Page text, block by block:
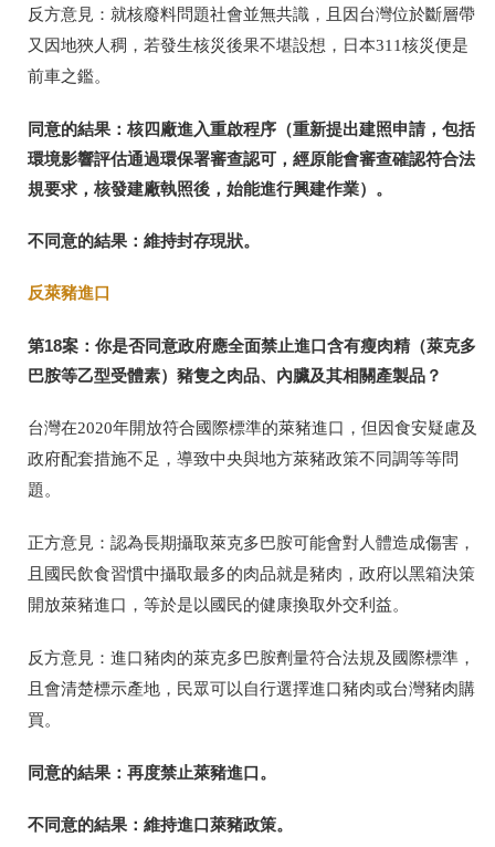
反方意見：就核廢料問題社會並無共識，且因台灣位於斷層帶
又因地狹人稠，若發生核災後果不堪設想，日本311核災便是
前車之鑑。
同意的結果：核四廠進入重啟程序（重新提出建照申請，包括
環境影響評估通過環保署審查認可，經原能會審查確認符合法
規要求，核發建廠執照後，始能進行興建作業）。
不同意的結果：維持封存現狀。
反萊豬進口
第18案：你是否同意政府應全面禁止進口含有瘦肉精（萊克多
巴胺等乙型受體素）豬隻之肉品、內臟及其相關產製品？
台灣在2020年開放符合國際標準的萊豬進口，但因食安疑慮及
政府配套措施不足，導致中央與地方萊豬政策不同調等等問
題。
正方意見：認為長期攝取萊克多巴胺可能會對人體造成傷害，
且國民飲食習慣中攝取最多的肉品就是豬肉，政府以黑箱決策
開放萊豬進口，等於是以國民的健康換取外交利益。
反方意見：進口豬肉的萊克多巴胺劑量符合法規及國際標準，
且會清楚標示產地，民眾可以自行選擇進口豬肉或台灣豬肉購
買。
同意的結果：再度禁止萊豬進口。
不同意的結果：維持進口萊豬政策。